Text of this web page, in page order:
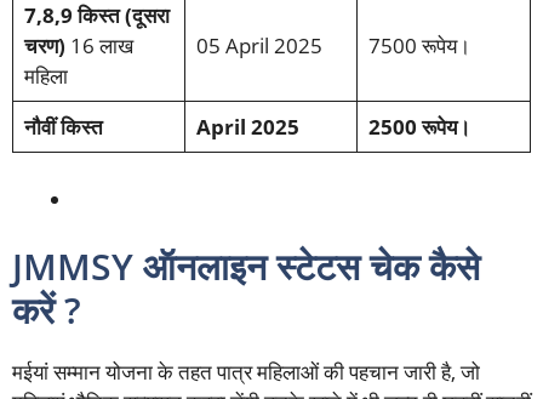
7,8,9 किस्त (दूसरा
चरण) 16 लाख
महिला
05 April 2025 7500 रूपेय।
नौवीं किस्त April 2025 2500 रूपेय।
JMMSY ऑनलाइन स्टेटस चेक कैसे
करें ?
मईयां सम्मान योजना के तहत पात्र महिलाओं की पहचान जारी है, जो